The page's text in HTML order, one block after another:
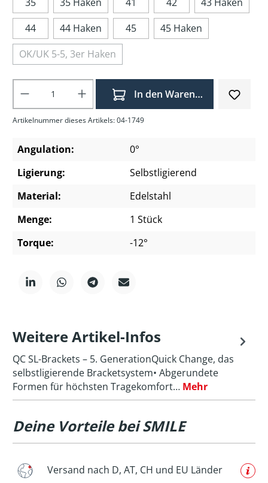
44
44 Haken 45
45 Haken
OK/UK 5-5, 3er Haken
Produkt Anzahl: Gib den gewünschten
In den Warenkorb
Artikelnummer dieses Artikels: 04-1749
Angulation:
0°
Ligierung:
Selbstligierend
Material:
Edelstahl
Menge:
1 Stück
Torque:
-12°
Weitere Artikel-Infos
QC SL-Brackets – 5. GenerationQuick Change, das
selbstligierende Bracketsystem• Abgerundete
Formen für höchsten Tragekomfort… Mehr
Deine Vorteile bei SMILE
Versand nach D, AT, CH und EU Länder